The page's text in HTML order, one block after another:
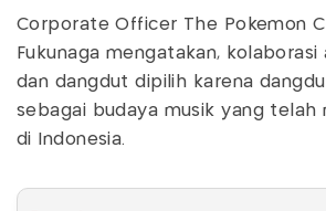
Corporate Officer The Pokémon
Fukunaga mengatakan,
dan dangdut dipilih karena
sebagai budaya musik yang telah
di Indonesia.